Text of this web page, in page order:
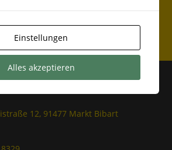
12, 91477 Markt Bibart
Einstellungen
Alles akzeptieren